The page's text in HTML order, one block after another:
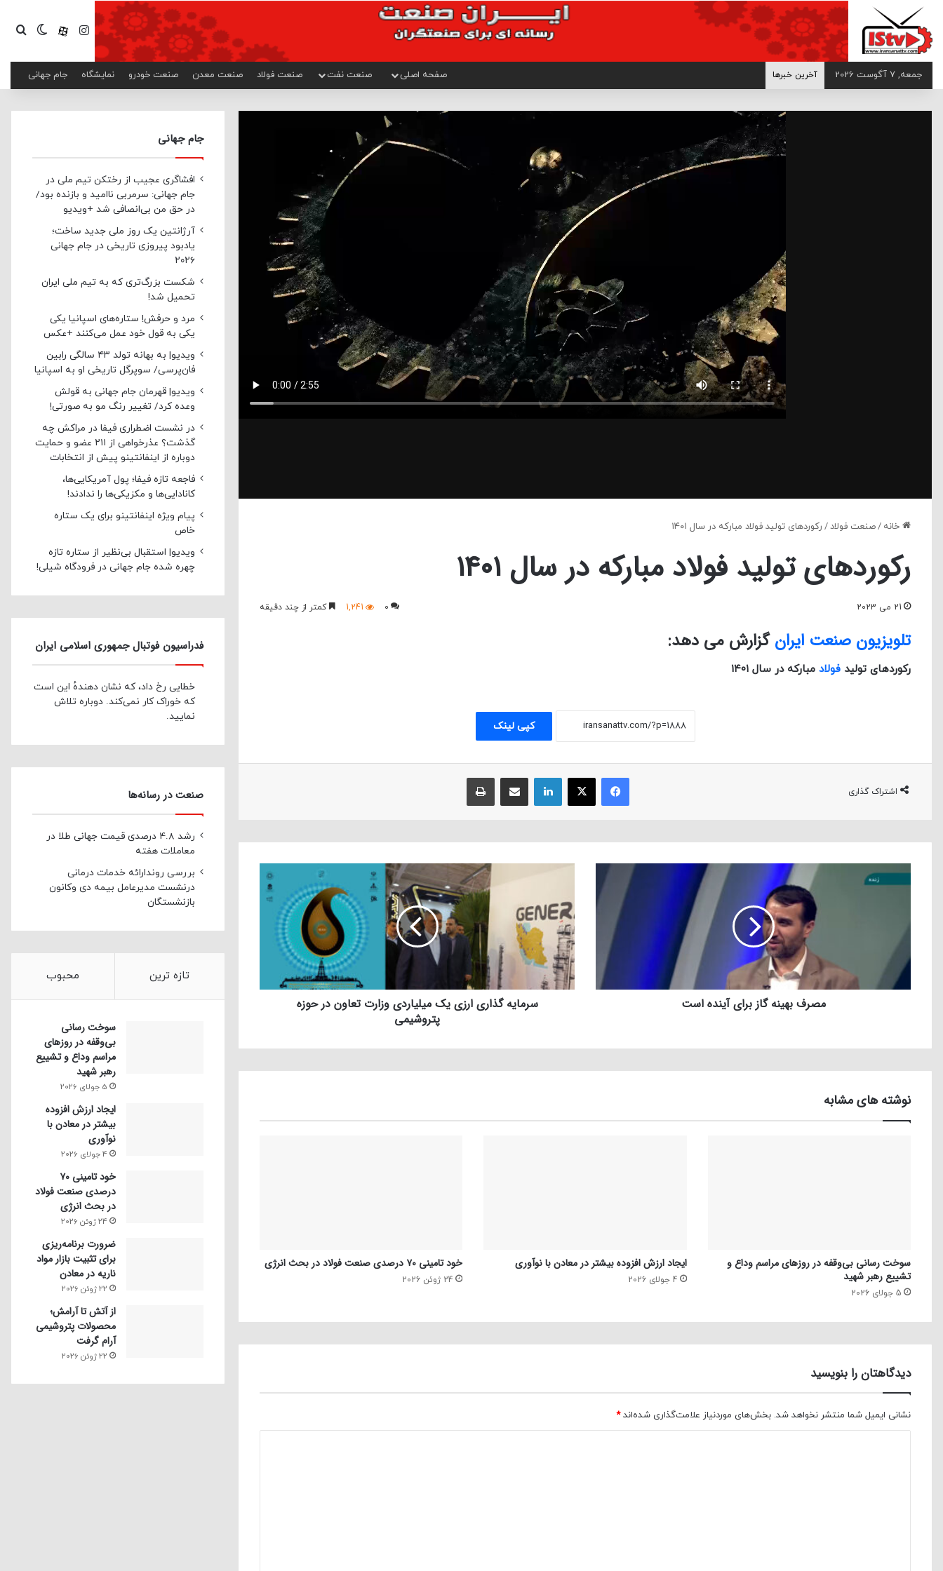
> اینستاگرامآپاراتتغییر
جمعه, 7 آگوست 2026 آخرین خبرها صفحه اصلی صنعت نفت صنعت فولاد صنعت معدن صنعت خودرو نمایشگاه جام جهانی
خانه /صنعت فولاد/ رکوردهای تولید فولاد مبارکه در سال ۱۴۰۱
رکوردهای تولید فولاد مبارکه در سال ۱۴۰۱
21 می 2023 0
1,241 کمتر از چند دقیقه
تلویزیون صنعت ایرانگزارش می دهد:
رکوردهای تولید فولاد مبارکه در سال ۱۴۰۱
کپی لینک
اشتراک گذاری
فیسبوک ایکس لینکداین
مصرف بهینه گاز برای آینده است
سرمایه گذاری ارزی یک میلیاردی وزارت تعاون در حوزه
پتروشیمی
نوشته های مشابه
سوخت رسانی بی‌وقفه در روز‌های مراسم وداع و
تشییع رهبر شهید
5 جولای 2026
ایجاد ارزش افزوده بیشتر در معادن با نوآوری
4 جولای 2026
خود تامینی ۷۰ درصدی صنعت فولاد در بحث انرژی
24 ژوئن 2026
دیدگاهتان را بنویسید
نشانی ایمیل شما منتشر نخواهد شد. بخش‌های موردنیاز علامت‌گذاری شده‌اند*
جام جهانی
افشاگری عجیب از رختکن تیم ملی در
جام جهانی: سرمربی ناامید و بازنده بود/
در حق من بی‌انصافی شد +ویدیو
آرژانتین یک روز ملی جدید ساخت؛
یادبود پیروزی تاریخی در جام جهانی
۲۰۲۶
شکست بزرگ‌تری که به تیم ملی ایران
تحمیل شد!
مرد و حرفش! ستاره‌های اسپانیا یکی
یکی به قول خود عمل می‌کنند +عکس
ویدیو| به بهانه تولد ۴۳ سالگی رابین
فان‌پرسی/ سوپرگل تاریخی او به اسپانیا
ویدیو| قهرمان جام جهانی به قولش
وعده کرد/ تغییر رنگ مو به صورتی!
در نشست اضطراری فیفا در مراکش چه
گذشت؟ عذرخواهی از ۲۱۱ عضو و حمایت
دوباره از اینفانتینو پیش از انتخابات
فاجعه تازه فیفا؛ پول آمریکایی‌ها،
کانادایی‌ها و مکزیکی‌ها را ندادند!
پیام ویژه اینفانتینو برای یک ستاره
خاص
ویدیو| استقبال بی‌نظیر از ستاره تازه
چهره شده جام جهانی در فرودگاه شیلی!
فدراسیون فوتبال جمهوری اسلامی ایران
خطایی رخ داد، که نشان دهندهٔ این است
که خوراک کار نمی‌کند. دوباره تلاش
نمایید.
صنعت در رسانه‌ها
رشد 4.8 درصدی قیمت جهانی طلا در
معاملات هفته
بررسی روندارائه خدمات درمانی
درنشست مدیرعامل بیمه دی وکانون
بازنشستگان
تازه ترین محبوب
سوخت رسانی
بی‌وقفه در روز‌های
مراسم وداع و تشییع
رهبر شهید
5 جولای 2026
ایجاد ارزش افزوده
بیشتر در معادن با
نوآوری
4 جولای 2026
خود تامینی ۷۰
درصدی صنعت فولاد
در بحث انرژی
24 ژوئن 2026
ضرورت برنامه‌ریزی
برای تثبیت بازار مواد
ناریه در معادن
22 ژوئن 2026
از آتش تا آرامش؛
محصولات پتروشیمی
آرام گرفت
22 ژوئن 2026